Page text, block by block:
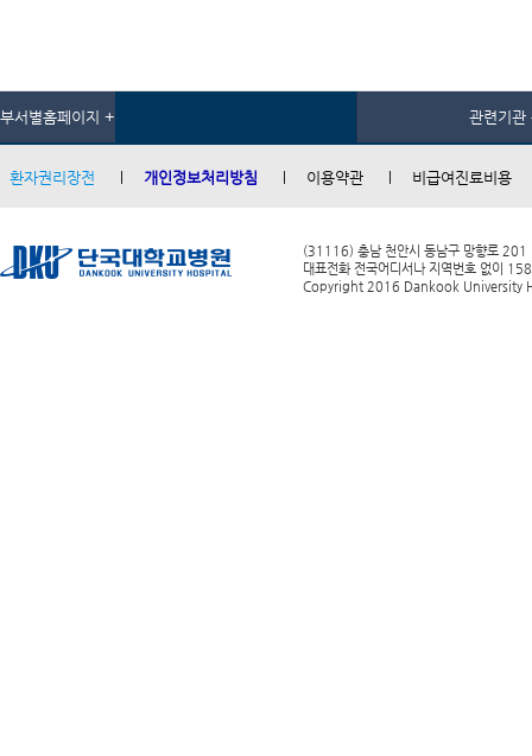
부서별홈페이지 + 관련기관
환자권리장전 개인정보처리방침 이용약관 비급여진료비용
(31116) 충남 천안시 동남구 망향로 201
대표전화 전국어디서나 지역번호 없이
Copyright 2016 Dankook University